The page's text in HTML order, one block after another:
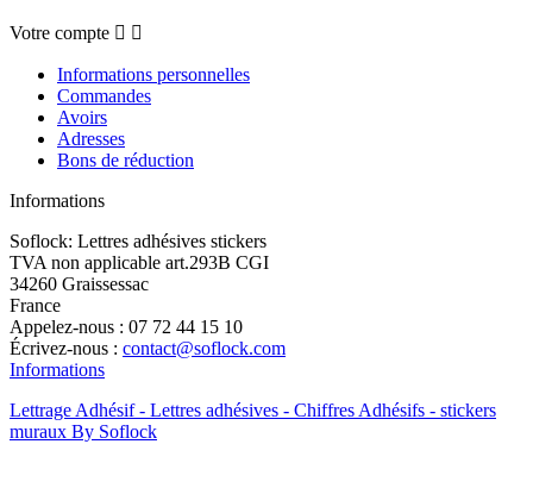
Votre compte  
Informations personnelles
Commandes
Avoirs
Adresses
Bons de réduction
Informations
Soflock: Lettres adhésives stickers
TVA non applicable art.293B CGI
34260 Graissessac
France
Appelez-nous : 07 72 44 15 10
Écrivez-nous : contact@soflock.com
Informations
Lettrage Adhésif - Lettres adhésives - Chiffres Adhésifs - stickers
muraux By Soflock